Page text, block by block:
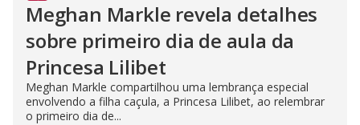
Meghan Markle revela detalhes
sobre primeiro dia de aula da
Princesa Lilibet
Meghan Markle compartilhou uma lembrança especial
envolvendo a filha caçula, a Princesa Lilibet, ao relembrar
o primeiro dia de...